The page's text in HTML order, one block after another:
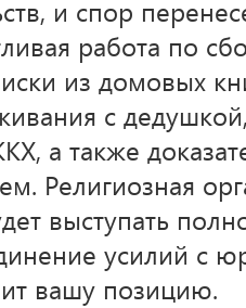
и спор
работа по
из домовых
с
а также
Религиозная
выступать
усилий с
вашу позицию.